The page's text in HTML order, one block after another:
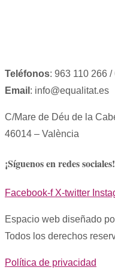
Teléfonos: 963 110 266
Email : info@equalitat.es
C/Mare de Déu de la
46014 – València
¡Síguenos en redes sociales!
Facebook-f X-twitter
Espacio web diseñado
Todos los derechos
Política de privacidad